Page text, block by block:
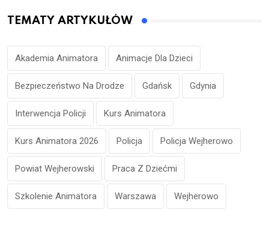
TEMATY ARTYKUŁÓW
Akademia Animatora Animacje Dla Dzieci
Bezpieczeństwo Na Drodze Gdańsk Gdynia
Interwencja Policji Kurs Animatora
Kurs Animatora 2026 Policja Policja Wejherowo
Powiat Wejherowski Praca Z Dziećmi
Szkolenie Animatora Warszawa Wejherowo